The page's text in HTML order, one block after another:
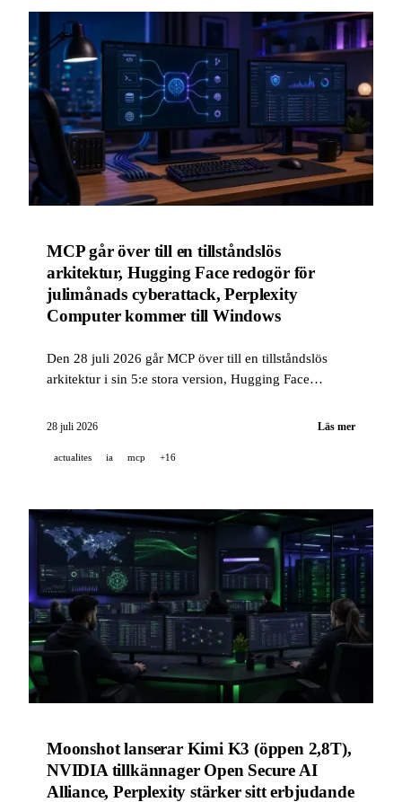
MCP går över till en tillståndslös
arkitektur, Hugging Face redogör för
julimånads cyberattack, Perplexity
Computer kommer till Windows
Den 28 juli 2026 går MCP över till en tillståndslös
arkitektur i sin 5:e stora version, Hugging Face
cyberattack, och Perplexity Computer kommer till
28 juli 2026 Läs mer
actualites ia mcp +16
Moonshot lanserar Kimi K3 (öppen 2,8T),
NVIDIA tillkännager Open Secure AI
Alliance, Perplexity stärker sitt erbjudande